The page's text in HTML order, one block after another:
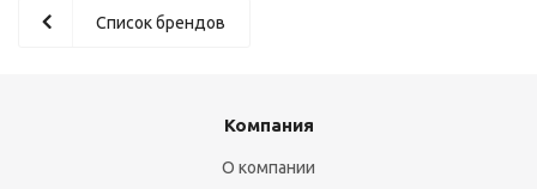
Список брендов
Компания
О компании